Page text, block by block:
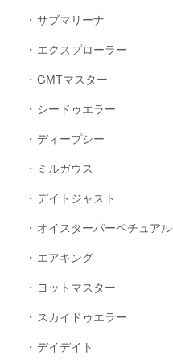
サブマリーナ
エクスプローラー
GMTマスター
シードゥエラー
ディープシー
ミルガウス
デイトジャスト
オイスターパーペチュアル
エアキング
ヨットマスター
スカイドゥエラー
デイデイト